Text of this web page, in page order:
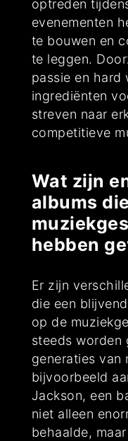
optreden
evenementen
te bouwen en
te leggen.
passie en hard
ingrediënten
streven naar
competitieve
Wat zijn
albums
hebben
Er zijn
die een
op de
steeds worden
generaties van
bijvoorbeeld
Jackson, een
niet alleen
behaalde,